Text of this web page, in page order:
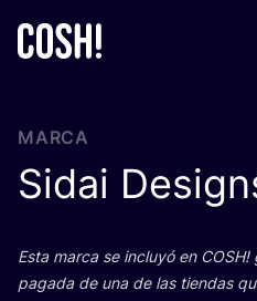
MARCA
Sidai
Esta mar­ca se inclu­yó en COSH!
paga­da de una de las tien­das